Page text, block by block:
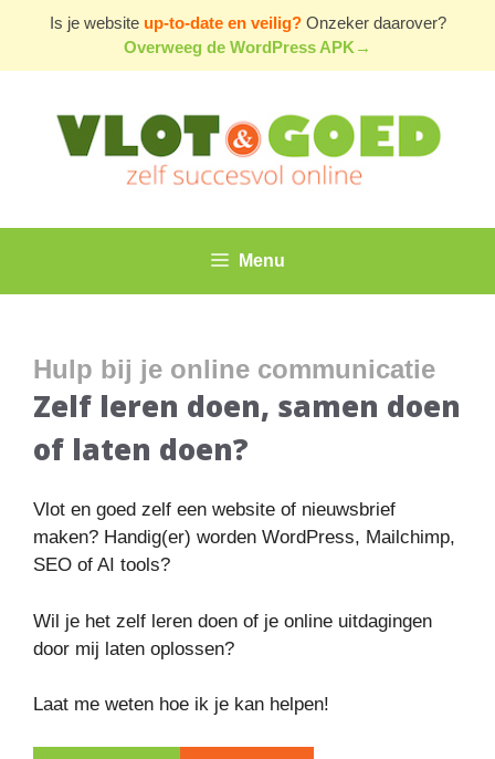
de
Is je website up-to-date en veilig? Onzeker daarover?
Overweeg de WordPress APK→
Menu
Hulp bij je online communicatie
Zelf leren doen, samen doen
of laten doen?
Vlot en goed zelf een website of nieuwsbrief
maken? Handig(er) worden WordPress, Mailchimp,
SEO of AI tools?
Wil je het zelf leren doen of je online uitdagingen
door mij laten oplossen?
Laat me weten hoe ik je kan helpen!